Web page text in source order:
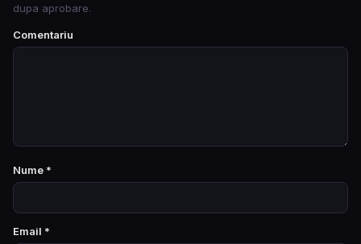
dupa aprobare.
Comentariu
Nume *
Email *